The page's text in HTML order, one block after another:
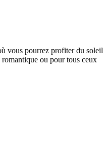
vous pourrez profiter du soleil
ou pour tous ceux